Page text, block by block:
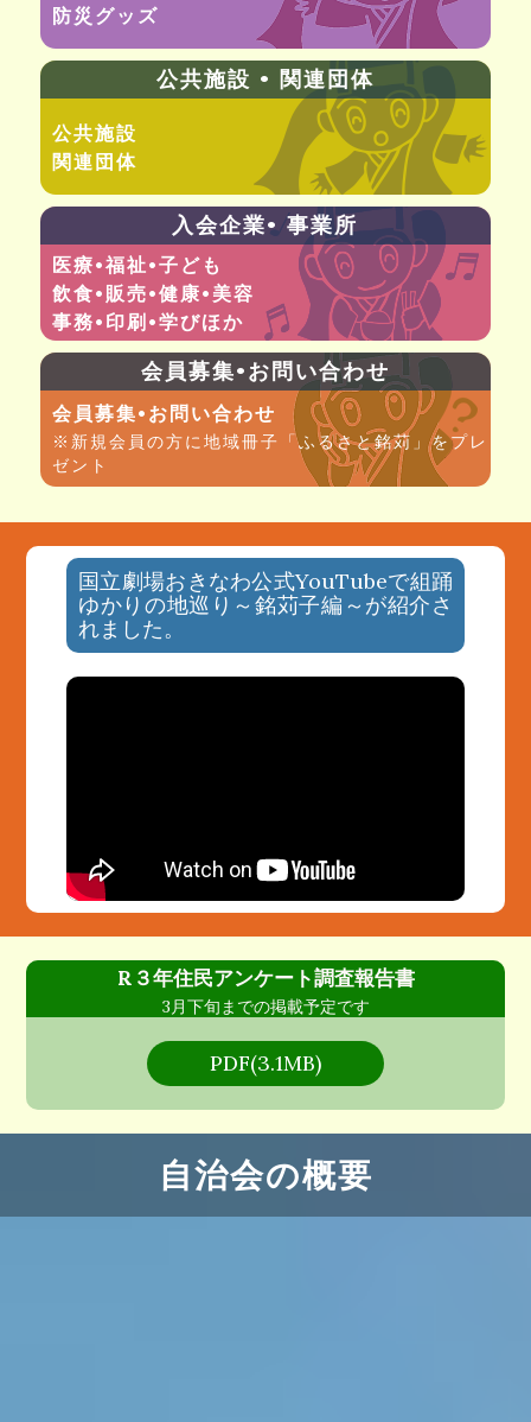
防災グッズ
公共施設 • 関連団体
公共施設
関連団体
入会企業• 事業所
医療•福祉•子ども
飲食•販売•健康•美容
事務•印刷•学びほか
会員募集•お問い合わせ
会員募集•お問い合わせ
※新規会員の方に地域冊子「ふるさと銘苅」をプレ
ゼント
国立劇場おきなわ公式YouTubeで組踊
ゆかりの地巡り～銘苅子編～が紹介さ
れました。
R３年住民アンケート調査報告書
3月下旬までの掲載予定です
PDF(3.1MB)
自治会の概要